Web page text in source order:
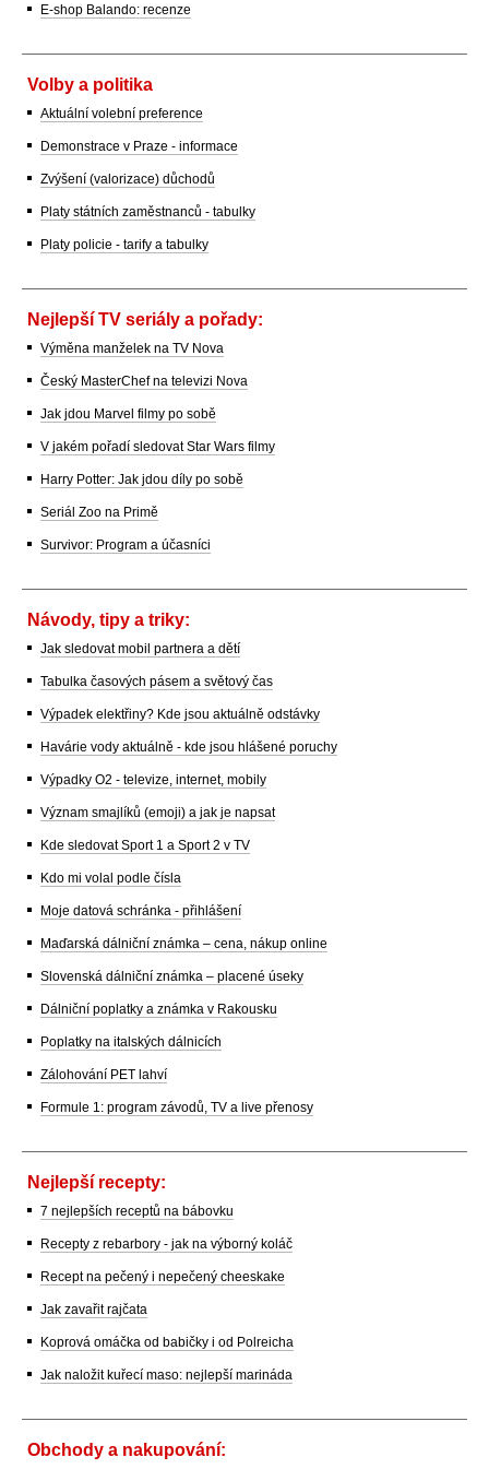
E-shop Balando: recenze
Volby a politika
Aktuální volební preference
Demonstrace v Praze - informace
Zvýšení (valorizace) důchodů
Platy státních zaměstnanců - tabulky
Platy policie - tarify a tabulky
Nejlepší TV seriály a pořady:
Výměna manželek na TV Nova
Český MasterChef na televizi Nova
Jak jdou Marvel filmy po sobě
V jakém pořadí sledovat Star Wars filmy
Harry Potter: Jak jdou díly po sobě
Seriál Zoo na Primě
Survivor: Program a účasníci
Návody, tipy a triky:
Jak sledovat mobil partnera a dětí
Tabulka časových pásem a světový čas
Výpadek elektřiny? Kde jsou aktuálně odstávky
Havárie vody aktuálně - kde jsou hlášené poruchy
Výpadky O2 - televize, internet, mobily
Význam smajlíků (emoji) a jak je napsat
Kde sledovat Sport 1 a Sport 2 v TV
Kdo mi volal podle čísla
Moje datová schránka - přihlášení
Maďarská dálniční známka – cena, nákup online
Slovenská dálniční známka – placené úseky
Dálniční poplatky a známka v Rakousku
Poplatky na italských dálnicích
Zálohování PET lahví
Formule 1: program závodů, TV a live přenosy
Nejlepší recepty:
7 nejlepších receptů na bábovku
Recepty z rebarbory - jak na výborný koláč
Recept na pečený i nepečený cheeskake
Jak zavařit rajčata
Koprová omáčka od babičky i od Polreicha
Jak naložit kuřecí maso: nejlepší marináda
Obchody a nakupování: